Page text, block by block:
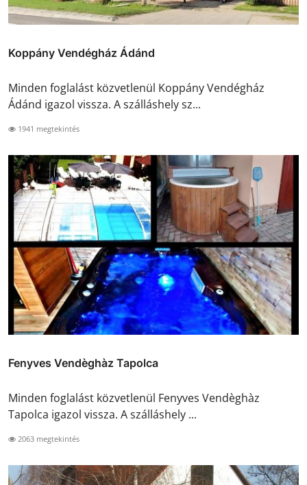
Koppány Vendégház Ádánd
Minden foglalást közvetlenül Koppány Vendégház
Ádánd igazol vissza. A szálláshely sz...
1941 megtekintés
Fenyves Vendèghàz Tapolca
Minden foglalást közvetlenül Fenyves Vendèghàz
Tapolca igazol vissza. A szálláshely ...
2063 megtekintés